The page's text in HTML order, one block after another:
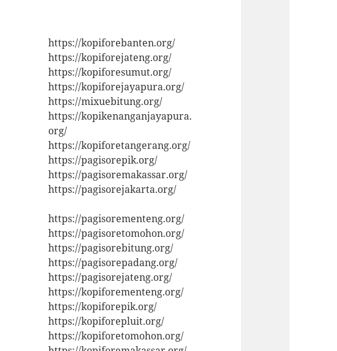
https://kopiforebanten.org/
https://kopiforejateng.org/
https://kopiforesumut.org/
https://kopiforejayapura.org/
https://mixuebitung.org/
https://kopikenanganjayapura.
org/
https://kopiforetangerang.org/
https://pagisorepik.org/
https://pagisoremakassar.org/
https://pagisorejakarta.org/
https://pagisorementeng.org/
https://pagisoretomohon.org/
https://pagisorebitung.org/
https://pagisorepadang.org/
https://pagisorejateng.org/
https://kopiforementeng.org/
https://kopiforepik.org/
https://kopiforepluit.org/
https://kopiforetomohon.org/